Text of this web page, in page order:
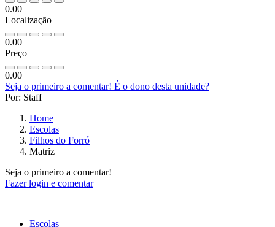
0.00
Localização
0.00
Preço
0.00
Seja o primeiro a comentar! É o dono desta unidade?
Por: Staff
Home
Escolas
Filhos do Forró
Matriz
Seja o primeiro a comentar!
Fazer login e comentar
Escolas